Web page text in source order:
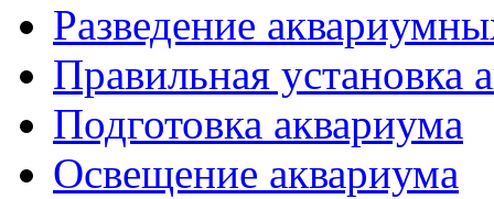
Разведение
Правильная установка
Подготовка аквариума
Освещение аквариума